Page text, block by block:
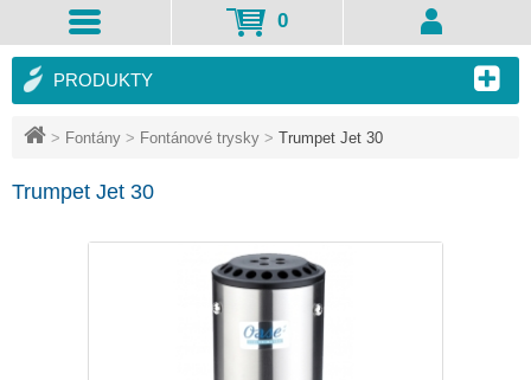
> Fontány > Fontánové trysky > Trumpet Jet 30
Trumpet Jet 30
PRODUKTY
0